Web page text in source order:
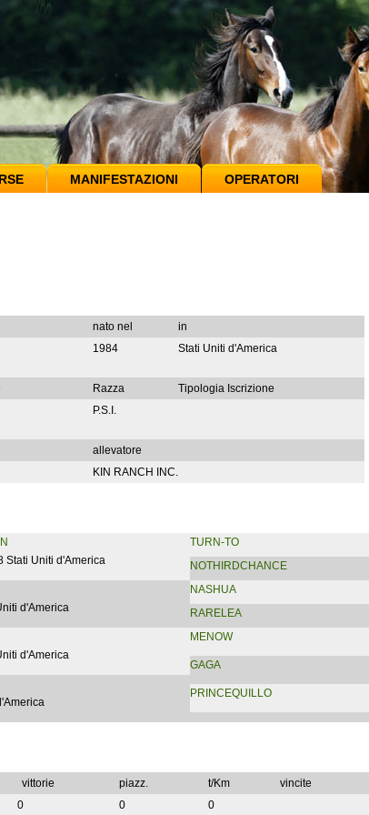
MANIFESTAZIONI OPERATORI
nato nel
in
1984
Stati Uniti d'America
Razza
Tipologia Iscrizione
P.S.I.
allevatore
KIN RANCH INC.
Stati Uniti d'America
d'America
TURN-TO
NOTHIRDCHANCE
NASHUA
RARELEA
d'America
MENOW
GAGA
PRINCEQUILLO
vittorie piazz. t/Km
vincite
0
0 0